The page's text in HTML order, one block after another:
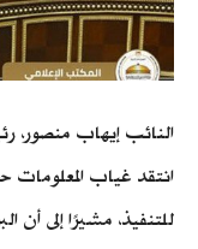
النائب إيهاب منصور،
انتقد غياب المعلومات
للتنفيذ، مشيرًا إلى أن